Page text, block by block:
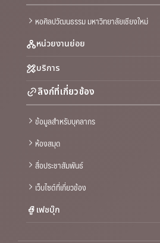
หอศิลปวัฒนธรรม มหาวิทยาลัยเชียงใหม่
หน่วยงานย่อย
บริการ
ลิงก์ที่เกี่ยวข้อง
ข้อมูลสำหรับบุคลากร
ห้องสมุด
สื่อประชาสัมพันธ์
เว็บไซต์ที่เกี่ยวข้อง
เฟซบุ๊ก